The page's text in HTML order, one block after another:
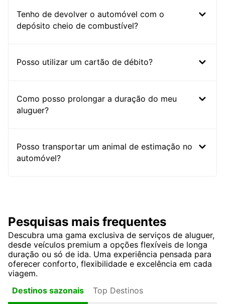
Tenho de devolver o automóvel com o
depósito cheio de combustível?
Posso utilizar um cartão de débito?
Como posso prolongar a duração do meu
aluguer?
Posso transportar um animal de estimação no
automóvel?
Pesquisas mais frequentes
Descubra uma gama exclusiva de serviços de aluguer,
desde veículos premium a opções flexíveis de longa
duração ou só de ida. Uma experiência pensada para
oferecer conforto, flexibilidade e excelência em cada
viagem.
Destinos sazonais
Top Destinos